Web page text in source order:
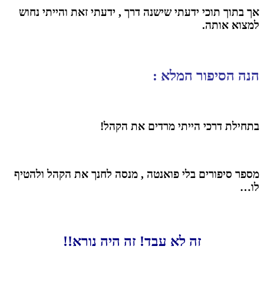
אך בתוך תוכי ידעתי שישנה דרך , ידעתי זאת והייתי נחוש
למצוא אותה.
הנה הסיפור המלא :
בתחילת דרכי הייתי מרדים את הקהל!
מספר סיפורים בלי פואנטה , מנסה לחנך את הקהל ולהטיף
לו…
זה לא עבד! זה היה נורא!!